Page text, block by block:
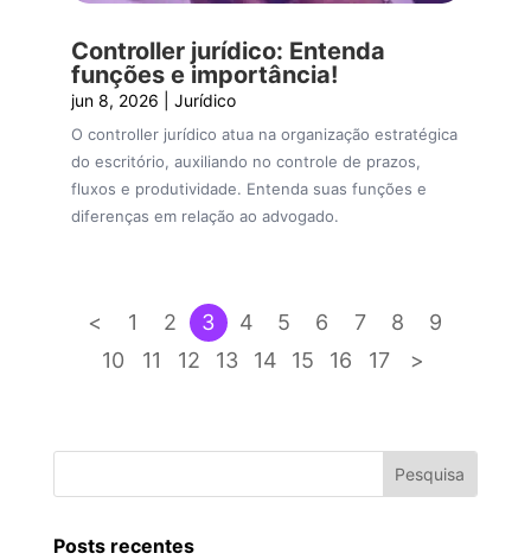
Controller jurídico: Entenda
funções e importância!
jun 8, 2026 Jurídico
O controller jurídico atua na organização estratégica
do escritório, auxiliando no controle de prazos,
fluxos e produtividade. Entenda suas funções e
diferenças em relação ao advogado.
< 1 2 3 4 5 6 7 8
9
10
11 12 13 14 15 16 17 >
Posts recentes